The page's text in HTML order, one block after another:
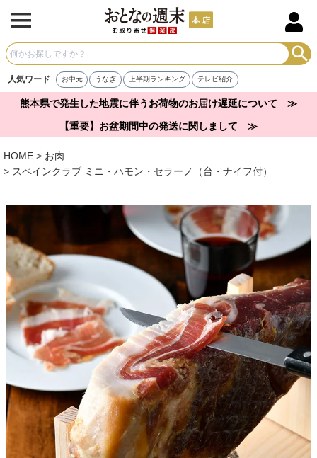
人気ワード お中元 うなぎ 上半期ランキング テレビ紹介
熊本県で発生した地震に伴うお荷物のお届け遅延について ≫
【重要】お盆期間中の発送に関しまして ≫
HOME
お肉
スペインクラブ ミニ・ハモン・セラーノ（台・ナイフ付）